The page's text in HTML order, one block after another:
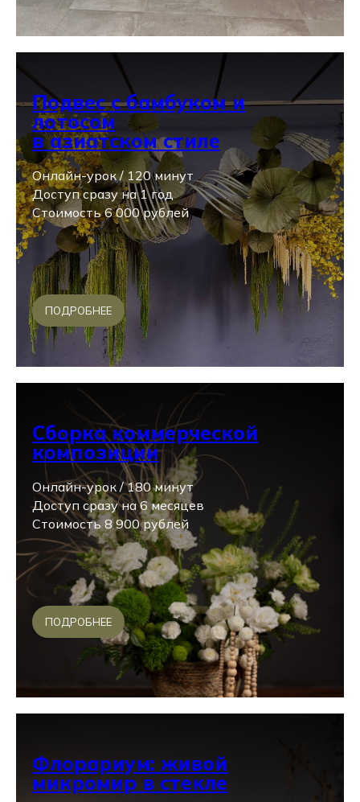
Подвес с бамбуком и
лотосом
в азиатском стиле
Онлайн-урок / 120 минут
Доступ сразу на 1 год
Стоимость 6 000 рублей
ПОДРОБНЕЕ
Сборка коммерческой
композиции
Онлайн-урок / 180 минут
Доступ сразу на 6 месяцев
Стоимость 8 900 рублей
ПОДРОБНЕЕ
Флорариум: живой
микромир в стекле